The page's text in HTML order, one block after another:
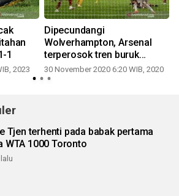
1
2023
Dipecundangi
Wolverhampton, Arsenal
terperosok tren buruk
nirmenang tiga
pertandingan beruntun
30 November 2020 6:20 WIB, 2020
Tjen terhenti pada babak pertama
WTA 1000 Toronto